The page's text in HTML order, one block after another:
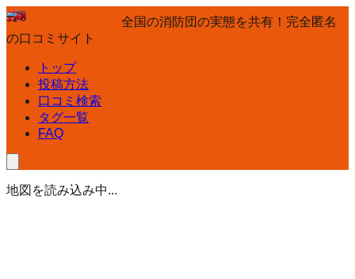
全国の消防団の実態を共有！完全匿名
の口コミサイト
トップ
投稿方法
口コミ検索
タグ一覧
FAQ
地図を読み込み中...